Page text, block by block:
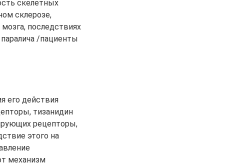
скелетных
склерозе,
последствиях
/пациенты
его действия
тизанидин
рецепторы,
этого на
механизм